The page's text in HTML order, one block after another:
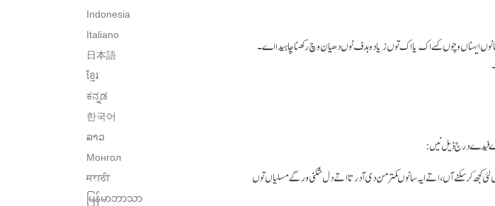
Indonesia
Italiano
日本語
ខ្មែរ
ಕನ್ನಡ
한국어
ລາວ
Монгол
मराठी
မြန်မာဘာသာ
ایہناں وچوں کسے اک یا اک توں زیادہ ہدف نوں دھیان وچ رکھنا چاہیدا اے۔
فیدے درج ذیل نیں:
کجھ کر سکنے آں، اتے ایہ سانوں کمتر من دی آدرتا اتے دل شکنی ورگے مسلیاں توں